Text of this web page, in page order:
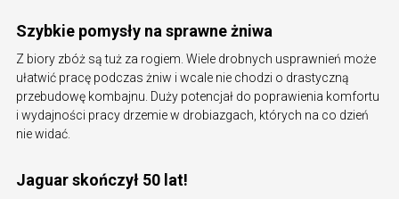
Szybkie pomysły na sprawne żniwa
Z biory zbóż są tuż za rogiem. Wiele drobnych usprawnień może
ułatwić pracę podczas żniw i wcale nie chodzi o drastyczną
przebudowę kombajnu. Duży potencjał do poprawienia komfortu
i wydajności pracy drzemie w drobiazgach, których na co dzień
nie widać.
Jaguar skończył 50 lat!